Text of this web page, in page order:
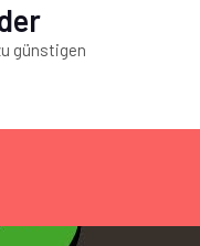
günstigen